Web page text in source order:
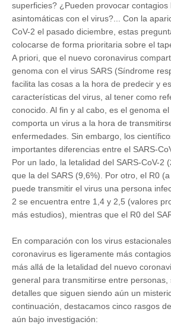
superficies? ¿Pueden provocar contagios
asintomáticas con el virus?... Con la
CoV-2 el pasado diciembre, estas
colocarse de forma prioritaria sobre el
A priori, que el nuevo coronavirus
genoma con el virus SARS (Síndrome
facilita las cosas a la hora de predecir y
características del virus, al tener como
conocido. Al fin y al cabo, es el genoma
comporta un virus a la hora de
enfermedades. Sin embargo, los
importantes diferencias entre el SARS-
Por un lado, la letalidad del SARS-CoV-2
que la del SARS (9,6%). Por otro, el R0
puede transmitir el virus una persona
2 se encuentra entre 1,4 y 2,5 (valores
más estudios), mientras que el R0 del
En comparación con los virus
coronavirus es ligeramente más
más allá de la letalidad del nuevo
general para transmitirse entre personas,
detalles que siguen siendo aún un
continuación, destacamos cinco rasgos
aún bajo investigación: